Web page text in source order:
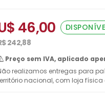
46,00
242,88
Preço sem IVA, aplicado
realizamos entregas para
nacional, com loja física